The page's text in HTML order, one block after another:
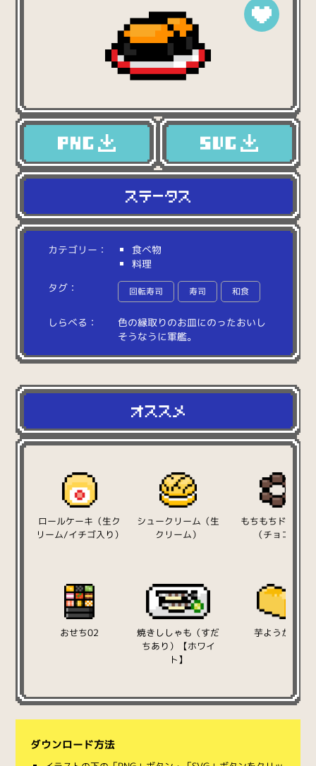
カテゴリー：
食べ物
料理
タグ：
回転寿司 寿司 和食
しらべる： 色の縁取りのお皿にのったおい し
そうなうに軍艦。
ロールケーキ（生ク
リーム/イチゴ入り）
シュークリーム（生
クリーム）
もちもちドーナツ
（チョコ）
おせち02
焼きししゃも（すだ
ちあり）【ホワイ
ト】
芋ようかん
ダウンロード方法